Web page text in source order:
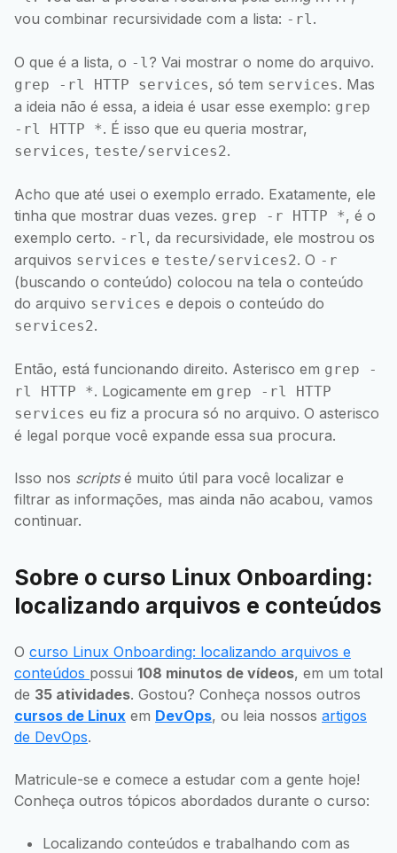
vou combinar recursividade com a lista: -rl .
O que é a lista, o -l ? Vai mostrar o nome do arquivo.
grep -rl HTTP services, só tem services. Mas
a ideia não é essa, a ideia é usar esse exemplo: grep
-rl HTTP *. É isso que eu queria mostrar,
services, teste/services2.
Acho que até usei o exemplo errado. Exatamente, ele
tinha que mostrar duas vezes. grep -r HTTP *, é o
exemplo certo. -rl , da recursividade, ele mostrou os
arquivos services e teste/services2. O -r
(buscando o conteúdo) colocou na tela o conteúdo
do arquivo services e depois o conteúdo do
services2.
Então, está funcionando direito. Asterisco em grep -
rl HTTP *. Logicamente em grep -rl HTTP
services eu fiz a procura só no arquivo. O asterisco
é legal porque você expande essa sua procura.
Isso nos scriptsé muito útil para você localizar e
filtrar as informações, mas ainda não acabou, vamos
continuar.
Sobre o curso Linux Onboarding:
localizando arquivos e conteúdos
O curso Linux Onboarding: localizando arquivos e
conteúdos possui 108 minutos de vídeos, em um total
de 35 atividades. Gostou? Conheça nossos outros
cursos de Linux em DevOps, ou leia nossos artigos
de DevOps.
Matricule-se e comece a estudar com a gente hoje!
Conheça outros tópicos abordados durante o curso:
Localizando conteúdos e trabalhando com as